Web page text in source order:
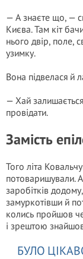
— А знаєте що, —
Києва. Там кіт
нього двір, поле,
узимку.
Вона підвелася й
— Хай
провідати.
Замість
Того літа
потоваришували.
заробітків
замуркотівши й
колись пройшов
і зрештою
БУЛО